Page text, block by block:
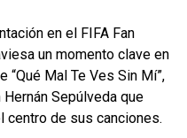
en el FIFA Fan
un momento clave en
“Qué Mal Te Ves Sin Mí”,
Sepúlveda que
centro de sus canciones.